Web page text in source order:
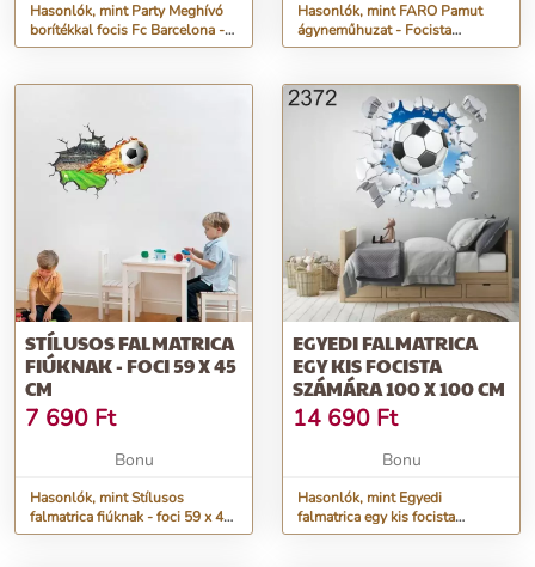
Hasonlók, mint Party Meghívó
borítékkal focis Fc Barcelona -
Focis Ars Una kolle...
Hasonlók, mint FARO Pamut
ágyneműhuzat - Focista
140×200 cm
STÍLUSOS FALMATRICA
FIÚKNAK - FOCI 59 X 45
CM
7 690 Ft
Bonu
Hasonlók, mint Stílusos
falmatrica fiúknak - foci 59 x 45
cm
EGYEDI FALMATRICA
EGY KIS FOCISTA
SZÁMÁRA 100 X 100 CM
14 690 Ft
Bonu
Hasonlók, mint Egyedi
falmatrica egy kis focista
számára 100 x 100 cm